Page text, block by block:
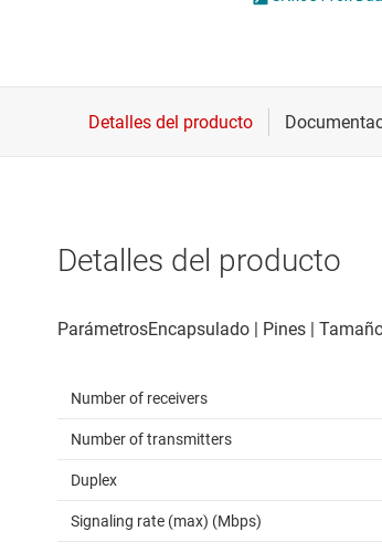
Conectividad
Detalles del producto
Number of receivers
Number of transmitters
Duplex
Signaling rate (max) (Mbps)